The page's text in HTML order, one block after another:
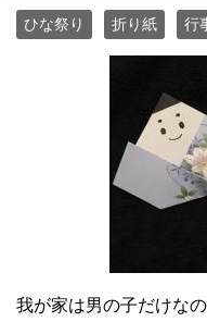
ひな祭り 折り紙 行
我が家は男の子だけな